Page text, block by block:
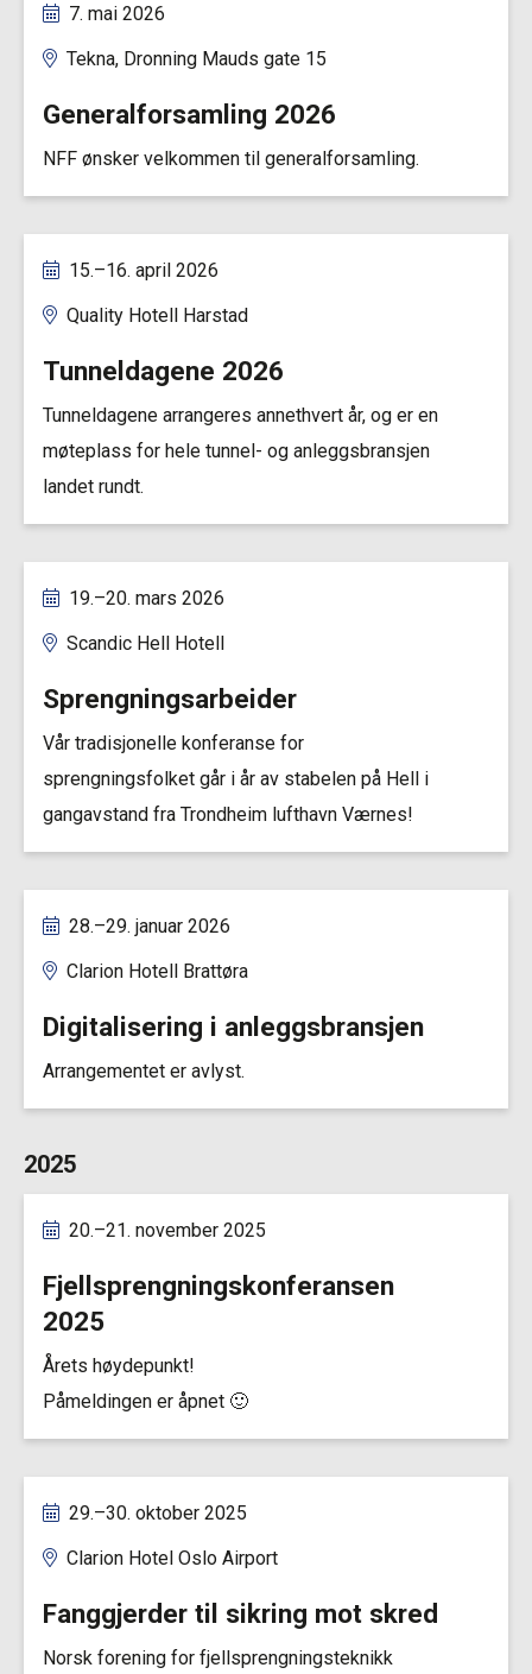
7. mai 2026
Tekna, Dronning Mauds gate 15
Generalforsamling 2026
NFF ønsker velkommen til generalforsamling.
15.–16. april 2026
Quality Hotell Harstad
Tunneldagene 2026
Tunneldagene arrangeres annethvert år, og er en
møteplass for hele tunnel- og anleggsbransjen
landet rundt.
19.–20. mars 2026
Scandic Hell Hotell
Sprengningsarbeider
Vår tradisjonelle konferanse for
sprengningsfolket går i år av stabelen på Hell i
gangavstand fra Trondheim lufthavn Værnes!
28.–29. januar 2026
Clarion Hotell Brattøra
Digitalisering i anleggsbransjen
Arrangementet er avlyst.
2025
20.–21. november 2025
Fjellsprengningskonferansen
2025
Årets høydepunkt!
Påmeldingen er åpnet 🙂
29.–30. oktober 2025
Clarion Hotel Oslo Airport
Fanggjerder til sikring mot skred
Norsk forening for fjellsprengningsteknikk